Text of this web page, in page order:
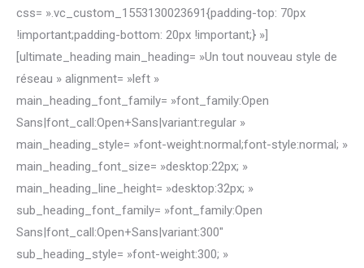
css= ».vc_custom_1553130023691{padding-top: 70px
!important;padding-bottom: 20px !important;} »]
[ultimate_heading main_heading= »Un tout nouveau style de
réseau » alignment= »left »
main_heading_font_family= »font_family:Open
Sans|font_call:Open+Sans|variant:regular »
main_heading_style= »font-weight:normal;font-style:normal; »
main_heading_font_size= »desktop:22px; »
main_heading_line_height= »desktop:32px; »
sub_heading_font_family= »font_family:Open
Sans|font_call:Open+Sans|variant:300″
sub_heading_style= »font-weight:300; »